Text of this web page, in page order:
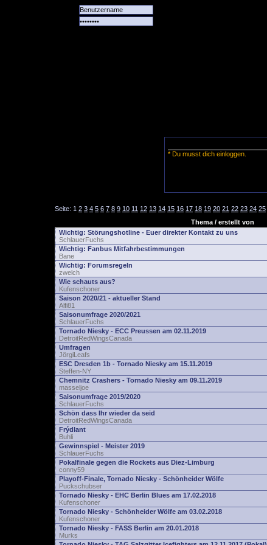
* Du musst dich einloggen.
Seite: 1 2 3 4 5 6 7 8 9 10 11 12 13 14 15 16 17 18 19 20 21 22 23 24 25
Thema / erstellt von
Wichtig: Störungshotline - Euer direkter Kontakt zu uns
SchlauerFuchs
Wichtig: Fanbus Mitfahrbestimmungen
Bane
Wichtig: Forumsregeln
zwelch
Wie schauts aus?
Kufenschoner
Saison 2020/21 - aktueller Stand
Alfi81
Saisonumfrage 2020/2021
SchlauerFuchs
Tornado Niesky - ECC Preussen am 02.11.2019
DetroitRedWingsCanada
Umfragen
JörgiLeafs
ESC Dresden 1b - Tornado Niesky am 15.11.2019
Steffen-NY
Chemnitz Crashers - Tornado Niesky am 09.11.2019
masseljoe
Saisonumfrage 2019/2020
SchlauerFuchs
Schön dass Ihr wieder da seid
DetroitRedWingsCanada
Frýdlant
Buhli
Gewinnspiel - Meister 2019
SchlauerFuchs
Pokalfinale gegen die Rockets aus Diez-Limburg
conny59
Playoff-Finale, Tornado Niesky - Schönheider Wölfe
Puckschubser
Tornado Niesky - EHC Berlin Blues am 17.02.2018
Kufenschoner
Tornado Niesky - Schönheider Wölfe am 03.02.2018
Kufenschoner
Tornado Niesky - FASS Berlin am 20.01.2018
Murks